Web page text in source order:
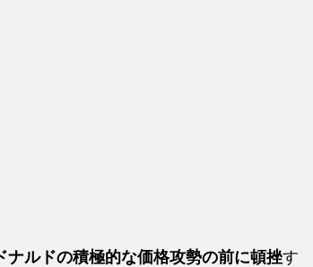
ナルドの積極的な価格攻勢の前に頓挫す